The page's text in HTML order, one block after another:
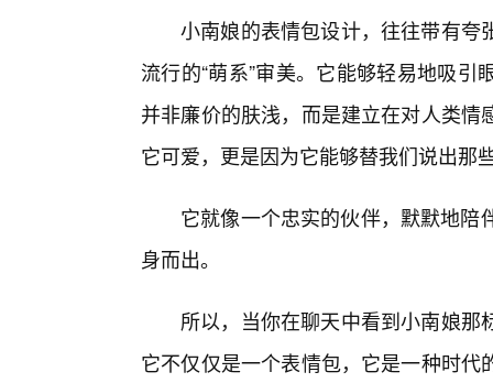
小南娘的表情包设计，往往带有夸
流行的“萌系”审美。它能够轻易地吸
并非廉价的肤浅，而是建立在对人类
它可爱，更是因为它能够替我们说出那
它就像一个忠实的伙伴，默默地
身而出。
所以，当你在聊天中看到小南娘
它不仅仅是一个表情包，它是一种时